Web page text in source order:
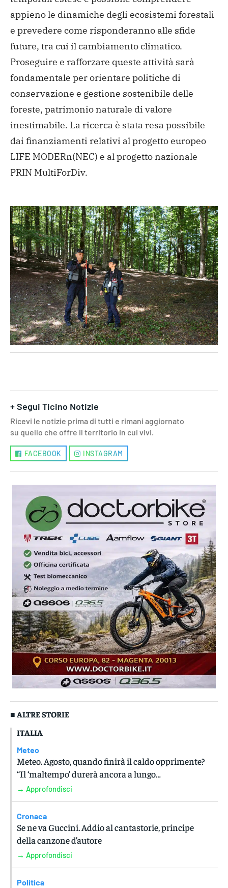
appieno le dinamiche degli ecosistemi forestali
e prevedere come risponderanno alle sfide
future, tra cui il cambiamento climatico.
Proseguire e rafforzare queste attività sarà
fondamentale per orientare politiche di
conservazione e gestione sostenibile delle
foreste, patrimonio naturale di valore
inestimabile. La ricerca è stata resa possibile
dai finanziamenti relativi al progetto europeo
LIFE MODERn(NEC) e al progetto nazionale
PRIN MultiForDiv.
+ Segui Ticino Notizie
Ricevi le notizie prima di tutti e rimani aggiornato
su quello che offre il territorio in cui vivi.
FACEBOOK INSTAGRAM
■ ALTRE STORIE
ITALIA
Meteo
Meteo. Agosto, quando finirà il caldo opprimente?
“Il ‘maltempo’ durerà ancora a lungo…
→ Approfondisci
Cronaca
Se ne va Guccini. Addio al cantastorie, principe
della canzone d’autore
→ Approfondisci
Politica